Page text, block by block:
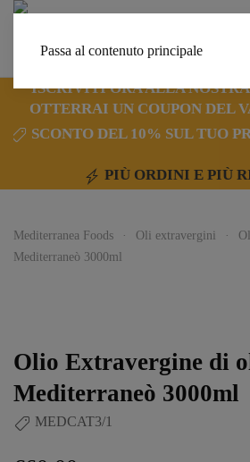
Passa al contenuto principale
ISCRIVITI ORA ALLA
OTTERRAI UN COUPON DEL
PAGA IN TRE
PIÙ ORDINI E PIÙ
Mediterranea Foods Oli extravergini
Mediterraneò 3000ml
Olio Extravergine di
Mediterraneò 3000ml
MEDCAT3/1